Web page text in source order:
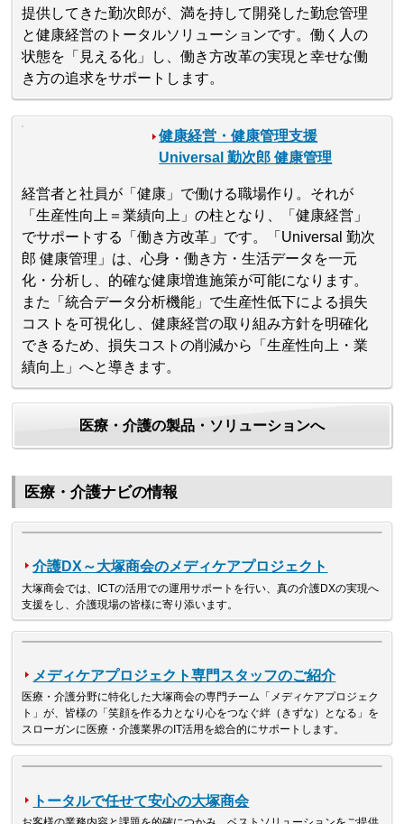
提供してきた勤次郎が、満を持して開発した勤怠管理
と健康経営のトータルソリューションです。働く人の
状態を「見える化」し、働き方改革の実現と幸せな働
き方の追求をサポートします。
健康経営・健康管理支援
Universal 勤次郎 健康管理
経営者と社員が「健康」で働ける職場作り。それが
「生産性向上＝業績向上」の柱となり、「健康経営」
でサポートする「働き方改革」です。「Universal 勤次
郎 健康管理」は、心身・働き方・生活データを一元
化・分析し、的確な健康増進施策が可能になります。
また「統合データ分析機能」で生産性低下による損失
コストを可視化し、健康経営の取り組み方針を明確化
できるため、損失コストの削減から「生産性向上・業
績向上」へと導きます。
医療・介護の製品・ソリューションへ
医療・介護ナビの情報
介護DX～大塚商会のメディケアプロジェクト
大塚商会では、ICTの活用での運用サポートを行い、真の介護DXの実現へ
支援をし、介護現場の皆様に寄り添います。
メディケアプロジェクト専門スタッフのご紹介
医療・介護分野に特化した大塚商会の専門チーム「メディケアプロジェク
ト」が、皆様の「笑顔を作る力となり心をつなぐ絆（きずな）となる」を
スローガンに医療・介護業界のIT活用を総合的にサポートします。
トータルで任せて安心の大塚商会